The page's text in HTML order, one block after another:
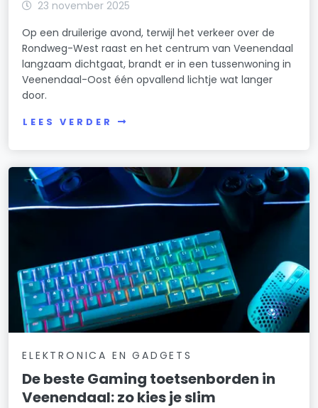
23 november 2025
Op een druilerige avond, terwijl het verkeer over de
Rondweg-West raast en het centrum van Veenendaal
langzaam dichtgaat, brandt er in een tussenwoning in
Veenendaal-Oost één opvallend lichtje wat langer
door.
LEES VERDER
ELEKTRONICA EN GADGETS
De beste Gaming toetsenborden in
Veenendaal: zo kies je slim